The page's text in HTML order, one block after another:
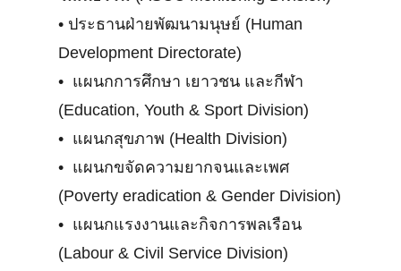
• ประธานฝ่ายพัฒนามนุษย์ (Human
Development Directorate)
• แผนกการศึกษา เยาวชน และกีฬา
(Education, Youth & Sport Division)
• แผนกสุขภาพ (Health Division)
• แผนกขจัดความยากจนและเพศ
(Poverty eradication & Gender Division)
• แผนกแรงงานและกิจการพลเรือน
(Labour & Civil Service Division)